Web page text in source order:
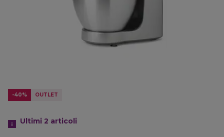
-40% OUTLET
Ultimi 2 articoli